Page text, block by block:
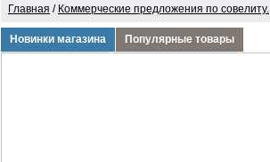
Главная / Коммерческие предложения по совелиту.
Новинки магазина Популярные товары